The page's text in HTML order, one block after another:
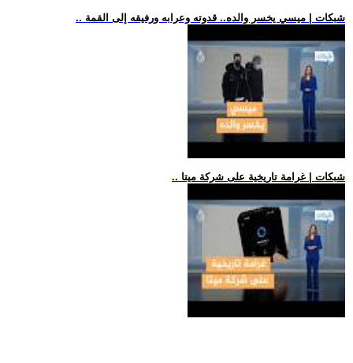
.. شبكات | ميسي يخسر والده.. قدوته وعرابه ورفيقه إلى القمة
.. شبكات | غرامة تاريخية على شركة ميتا